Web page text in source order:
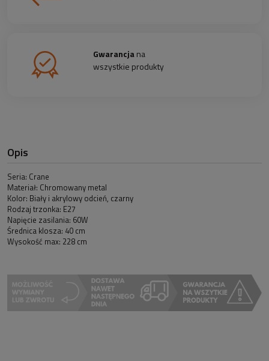
Gwarancjana
wszystkie produkty
Opis
Seria: Crane
Materiał: Chromowany metal
Kolor: Biały i akrylowy odcień, czarny
Rodzaj trzonka: E27
Napięcie zasilania: 60W
Średnica klosza: 40 cm
Wysokość max: 228 cm